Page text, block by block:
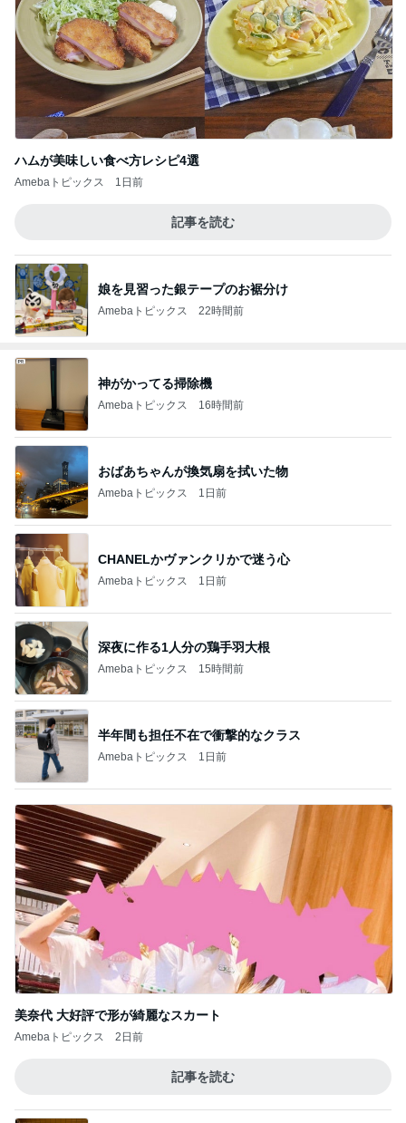
ハムが美味しい食べ方レシピ4選
Amebaトピックス 1日前
記事を読む
娘を見習った銀テープのお裾分け
Amebaトピックス 22時間前
神がかってる掃除機
Amebaトピックス 16時間前
おばあちゃんが換気扇を拭いた物
Amebaトピックス 1日前
CHANELかヴァンクリかで迷う心
Amebaトピックス 1日前
深夜に作る1人分の鶏手羽大根
Amebaトピックス 15時間前
半年間も担任不在で衝撃的なクラス
Amebaトピックス 1日前
美奈代 大好評で形が綺麗なスカート
Amebaトピックス 2日前
記事を読む